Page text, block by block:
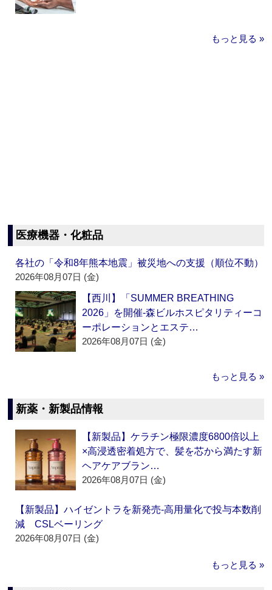
もっと見る »
医療機器・化粧品
各社の「令和8年熊本地震」被災地への支援（順位不動）
2026年08月07日 (金)
【西川】「SUMMER BREATHING
2026」を開催‐森ビルホスピタリティーコ
ーポレーションとエステ…
2026年08月07日 (金)
もっと見る »
新薬・新製品情報
【新製品】ケラチン極限濃度6800倍以上
×高浸透密着処方で、髪を芯から満たす新
ヘアケアブラン…
2026年08月07日 (金)
【新製品】ハイゼントラを新発売‐高用量化で投与本数削
減 CSLベーリング
2026年08月07日 (金)
もっと見る »